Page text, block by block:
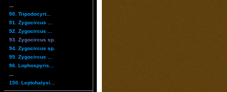
90. Tripodocyrt...
91. Zygocircus ...
92. Zygocircus ...
93. Zygocircus sp.
94. Zygocircus sp.
95. Zygocircus ...
96. Lophospyris...
150. Leptohalysi...